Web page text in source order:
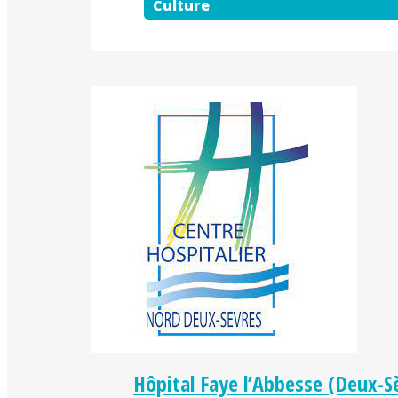
Culture
Hôpital Faye l’Abbesse (Deux-